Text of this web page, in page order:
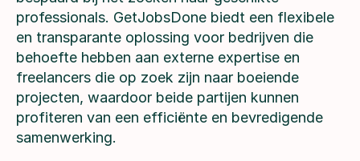
professionals. GetJobsDone biedt een flexibele
en transparante oplossing voor bedrijven die
behoefte hebben aan externe expertise en
freelancers die op zoek zijn naar boeiende
projecten, waardoor beide partijen kunnen
profiteren van een efficiënte en bevredigende
samenwerking.